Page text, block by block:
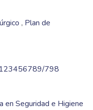
, Plan de
123456789/798
en Seguridad e Higiene